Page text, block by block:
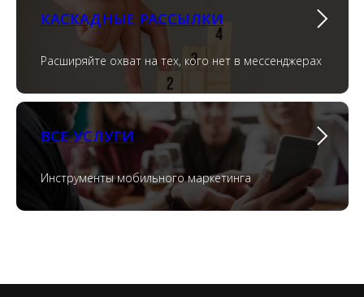
КАСКАДНЫЕ РАССЫЛКИ
Расширяйте охват на тех, кого нет в мессенджерах
ВСЕ УСЛУГИ
Инструменты мобильного маркетинга